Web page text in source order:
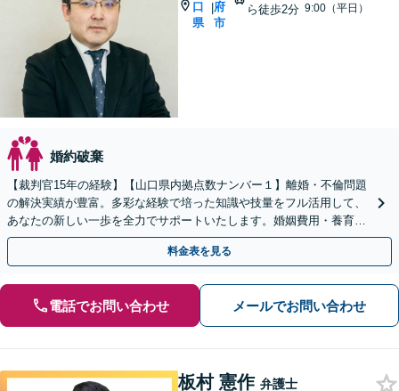
口
県
|府
市
ら徒歩2分 9:00（平日）
婚約破棄
【裁判官15年の経験】【山口県内拠点数ナンバー１】離婚・不倫問題
の解決実績が豊富。多彩な経験で培った知識や技量をフル活用して、
あなたの新しい一歩を全力でサポートいたします。婚姻費用・養育費
／不貞の慰謝料請求／親権／財産分与【夜間対応】
料金表を見る
電話でお問い合わせ メールでお問い合わせ
板村 憲作 弁護士